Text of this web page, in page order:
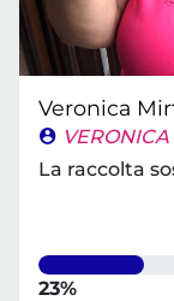
Veronica
La raccolta
23%